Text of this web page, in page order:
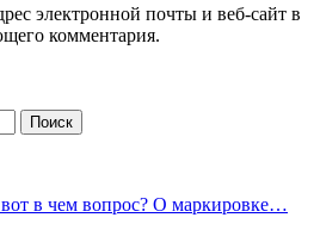
электронной почты и веб-сайт в
комментария.
в чем вопрос? О маркировке…